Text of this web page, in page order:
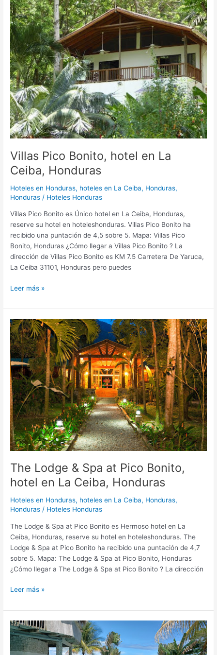
Villas Pico Bonito, hotel en La
Ceiba, Honduras
Hoteles en Honduras, hoteles en La Ceiba, Honduras,
Honduras / Hoteles Honduras
Villas Pico Bonito es Único hotel en La Ceiba, Honduras,
reserve su hotel en hoteleshonduras. Villas Pico Bonito ha
recibido una puntación de 4,5 sobre 5. Mapa: Villas Pico
Bonito, Honduras ¿Cómo llegar a Villas Pico Bonito ? La
dirección de Villas Pico Bonito es KM 7.5 Carretera De Yaruca,
La Ceiba 31101, Honduras pero puedes
Pico
Bonito,
hotel
en
La
Ceiba,
Honduras
Leer más »
The Lodge & Spa at Pico Bonito,
hotel en La Ceiba, Honduras
Hoteles en Honduras, hoteles en La Ceiba, Honduras,
Honduras / Hoteles Honduras
The Lodge & Spa at Pico Bonito es Hermoso hotel en La
Ceiba, Honduras, reserve su hotel en hoteleshonduras. The
Lodge & Spa at Pico Bonito ha recibido una puntación de 4,7
sobre 5. Mapa: The Lodge & Spa at Pico Bonito, Honduras
¿Cómo llegar a The Lodge & Spa at Pico Bonito ? La dirección
The
Lodge
&
Spa
at
Pico
Bonito,
hotel
en
La
Ceiba,
Honduras
Leer más »
Paradise
Found
B&B,